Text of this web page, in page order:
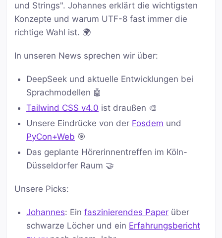
und Strings". Johannes erklärt die wichtigsten
Konzepte und warum UTF-8 fast immer die
richtige Wahl ist. 🌍
In unseren News sprechen wir über:
DeepSeek und aktuelle Entwicklungen bei
Sprachmodellen 🤖
Tailwind CSS v4.0 ist draußen 🎨
Unsere Eindrücke von der Fosdem und
PyCon+Web 🎯
Das geplante Hörerinnentreffen im Köln-
Düsseldorfer Raum 🤝
Unsere Picks:
Johannes: Ein faszinierendes Paper über
schwarze Löcher und ein Erfahrungsbericht